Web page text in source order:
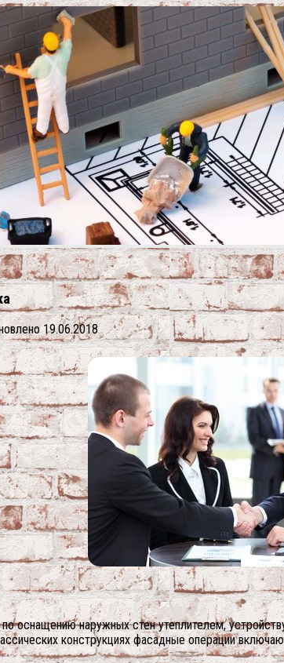
19.06.2018
оснащению наружных стен утеплителем,
конструкциях фасадные операции